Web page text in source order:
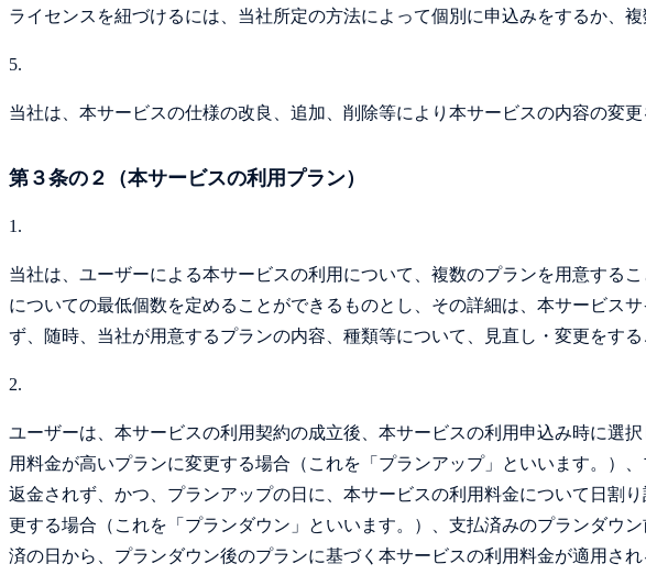
ライセンスを紐づけるには、当社所定の方法によって個別に申込みをするか、
5.
当社は、本サービスの仕様の改良、追加、削除等により本サービスの内容の変
第３条の２（本サービスの利用プラン）
1.
当社は、ユーザーによる本サービスの利用について、複数のプランを用意する
についての最低個数を定めることができるものとし、その詳細は、本サービス
ず、随時、当社が用意するプランの内容、種類等について、見直し・変更をする
2.
ユーザーは、本サービスの利用契約の成立後、本サービスの利用申込み時に選
用料金が高いプランに変更する場合（これを「プランアップ」といいます。）
返金されず、かつ、プランアップの日に、本サービスの利用料金について日割
更する場合（これを「プランダウン」といいます。）、支払済みのプランダウ
済の日から、プランダウン後のプランに基づく本サービスの利用料金が適用さ